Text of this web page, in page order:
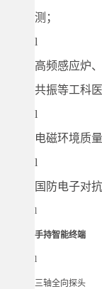
测；
l
高频感应炉
共振等工科
l
电磁环境质
l
国防电子对
l
手持智能终端
l
三轴全向探头